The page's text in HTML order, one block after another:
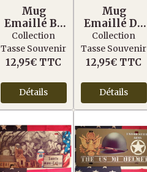
Mug
Emaillé B-
17 Le
Memphis
Belle
Collection
Tasse Souvenir
12,95€ TTC
Détails
Mug
Emaillé D-
Day 6 juin
1944
Collection
Tasse Souvenir
12,95€ TTC
Détails